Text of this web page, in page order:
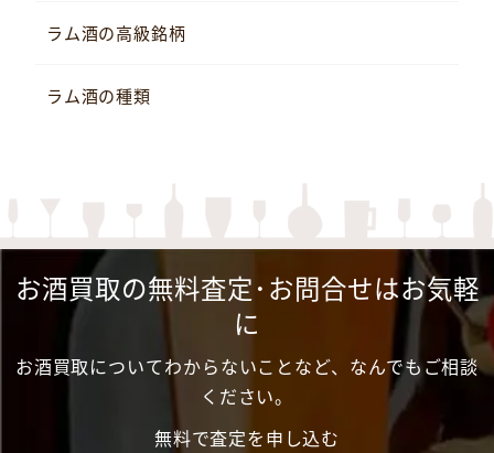
ラム酒の高級銘柄
ラム酒の種類
お酒買取の無料査定･お問合せはお気軽
に
お酒買取についてわからないことなど、なんでもご相談
ください。
無料で査定を申し込む